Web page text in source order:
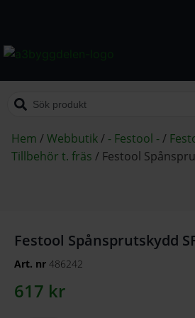
Hem /Webbutik/ - Festool -/
Tillbehör t. fräs / Festool
Festool Spånsprutskydd
Art. nr 486242
617 kr